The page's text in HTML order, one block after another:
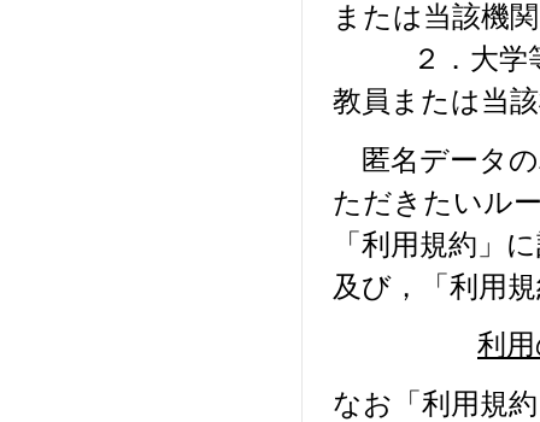
または当該機関
２．大学等
教員または当
匿名データの
ただきたいル
「利用規約」
及び，「利
利用
なお「利用規